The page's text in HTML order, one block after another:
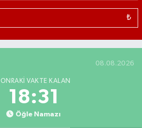
₺
08.08.2026
VAKTE KALAN
18:30
Öğle Namazı